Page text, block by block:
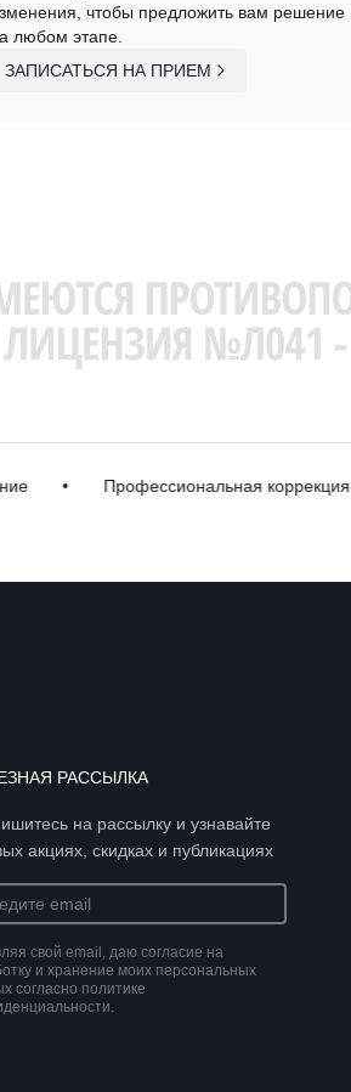
чтобы предложить вам решение
любом этапе.
ЗАПИСАТЬСЯ НА ПРИЕМ
• Профессиональная коррекция •
РАССЫЛКА
на рассылку и узнавайте
акциях, скидках и публикациях
свой email, даю согласие на
и хранение моих персональных
согласно политике